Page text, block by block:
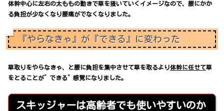
体幹中心に左右の太ももの動きで草を掻いていくイメージなので、腰にかか
る負担が少なくなり腰痛がでなくなりました。
『やらなきゃ』が『できる』に変わった
草取りをやらなきゃ、と腰に負担を集中させて草を取るより体幹に任せて草
をとることが”できる”感覚になりました。
スキッジャーは高齢者でも使いやすいのか